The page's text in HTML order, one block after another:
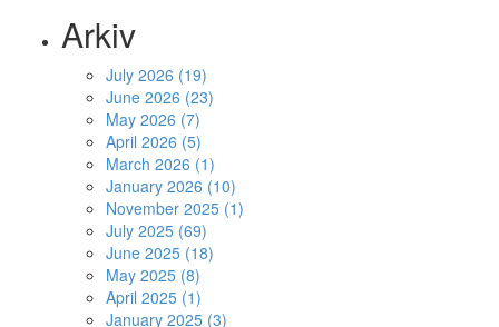
Arkiv
July 2026 (19)
June 2026 (23)
May 2026 (7)
April 2026 (5)
March 2026 (1)
January 2026 (10)
November 2025 (1)
July 2025 (69)
June 2025 (18)
May 2025 (8)
April 2025 (1)
January 2025 (3)